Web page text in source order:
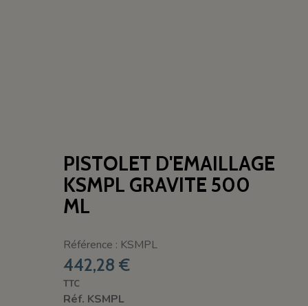
PISTOLET D'EMAILLAGE
KSMPL GRAVITE 500
ML
Référence : KSMPL
442,28 €
TTC
Réf. KSMPL